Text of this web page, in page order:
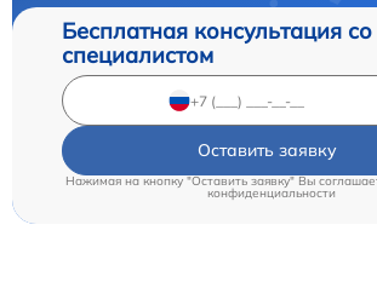
Бесплатная консультация со
специалистом
Оставить заявку
Нажимая на кнопку "Оставить заявку" Вы
конфиденциальности